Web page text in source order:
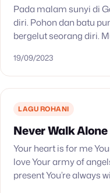
Pada malam sunyi di
diri. Pohon dan batu
bergelut seorang diri.
terdiam, merasa pahit
19/09/2023
LAGU ROHANI
Never Walk Alone
Your heart is for me
love Your army of
present You’re always